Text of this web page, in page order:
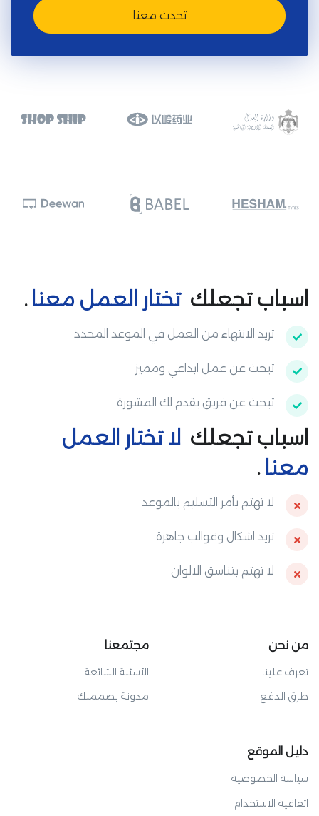
تحدث معنا
اسباب تجعلك تختار العمل معنا .
تريد الانتهاء من العمل في الموعد المحدد
تبحث عن عمل ابداعي ومميز
تبحث عن فريق يقدم لك المشورة
اسباب تجعلك لا تختار العمل
معنا .
لا تهتم بأمر التسليم بالموعد
تريد اشكال وقوالب جاهزة
لا تهتم بتناسق الالوان
من نحن
تعرف علينا
طرق الدفع
مجتمعنا
الأسئلة الشائعة
مدونة بصمملك
دليل الموقع
سياسة الخصوصية
اتفاقية الاستخدام